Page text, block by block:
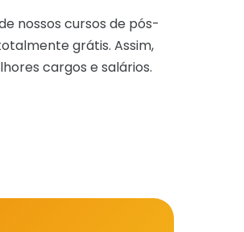
nossos cursos de pós-
grátis. Assim,
cargos e salários.